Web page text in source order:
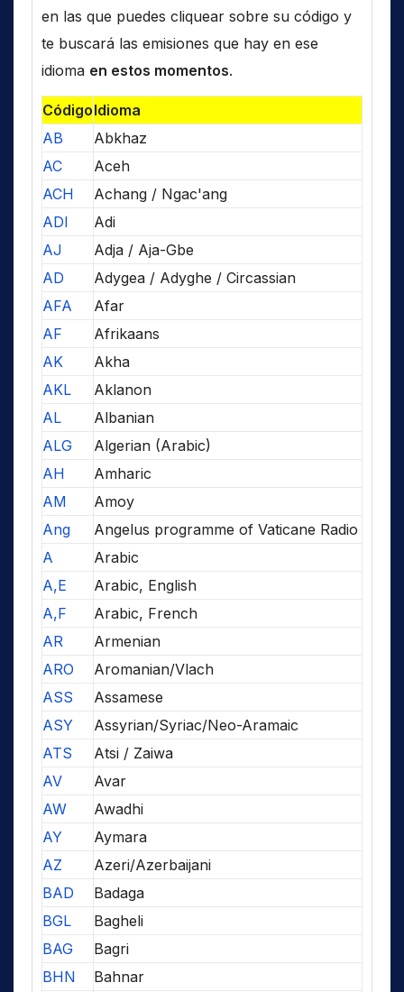
en las que puedes cliquear sobre su código y
te buscará las emisiones que hay en ese
idioma en estos momentos.
CódigoIdioma
AB
Abkhaz
AC
Aceh
ACH
Achang / Ngac'ang
ADI
Adi
AJ
Adja / Aja-Gbe
AD
Adygea / Adyghe / Circassian
AFA
Afar
AF
Afrikaans
AK
Akha
AKL
Aklanon
AL
Albanian
ALG
Algerian (Arabic)
AH
Amharic
AM
Amoy
Ang
Angelus programme of Vaticane Radio
A
Arabic
A,E
Arabic, English
A,F
Arabic, French
AR
Armenian
ARO
Aromanian/Vlach
ASS
Assamese
ASY
Assyrian/Syriac/Neo-Aramaic
ATS
Atsi / Zaiwa
AV
Avar
AW
Awadhi
AY
Aymara
AZ
Azeri/Azerbaijani
BAD
Badaga
BGL
Bagheli
BAG
Bagri
BHN
Bahnar